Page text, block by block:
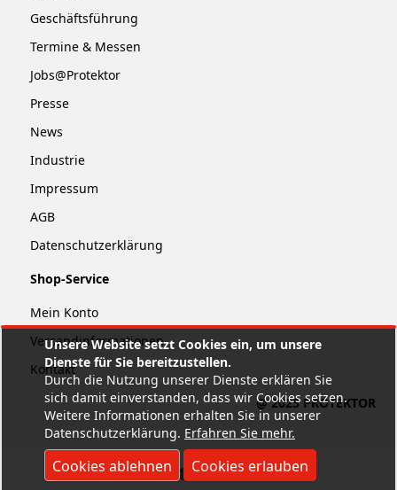
Unsere Website setzt Cookies ein, um unsere
Dienste für Sie bereitzustellen.
Durch die Nutzung unserer Dienste erklären Sie
sich damit einverstanden, dass wir Cookies setzen.
Weitere Informationen erhalten Sie in unserer
Datenschutzerklärung. Erfahren Sie mehr.
Cookies ablehnen Cookies erlauben
Geschäftsführung
Termine & Messen
Jobs@Protektor
Presse
News
Industrie
Impressum
AGB
Datenschutzerklärung
Shop-Service
Mein Konto
Versandinformationen
Kontakt
@ 2025 PROTEKTOR